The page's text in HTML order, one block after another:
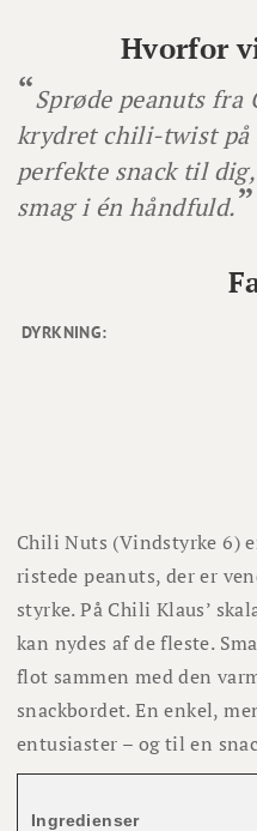
Hvorfor
Sprøde peanuts fra
krydret chili-twist på
perfekte snack til
smag i én håndfuld.
DYRKNING:
Chili Nuts (Vindstyrke 6)
ristede peanuts, der er
styrke. På Chili Klaus’
kan nydes af de fleste.
flot sammen med den
snackbordet. En enkel,
entusiaster – og til en
Ingredienser